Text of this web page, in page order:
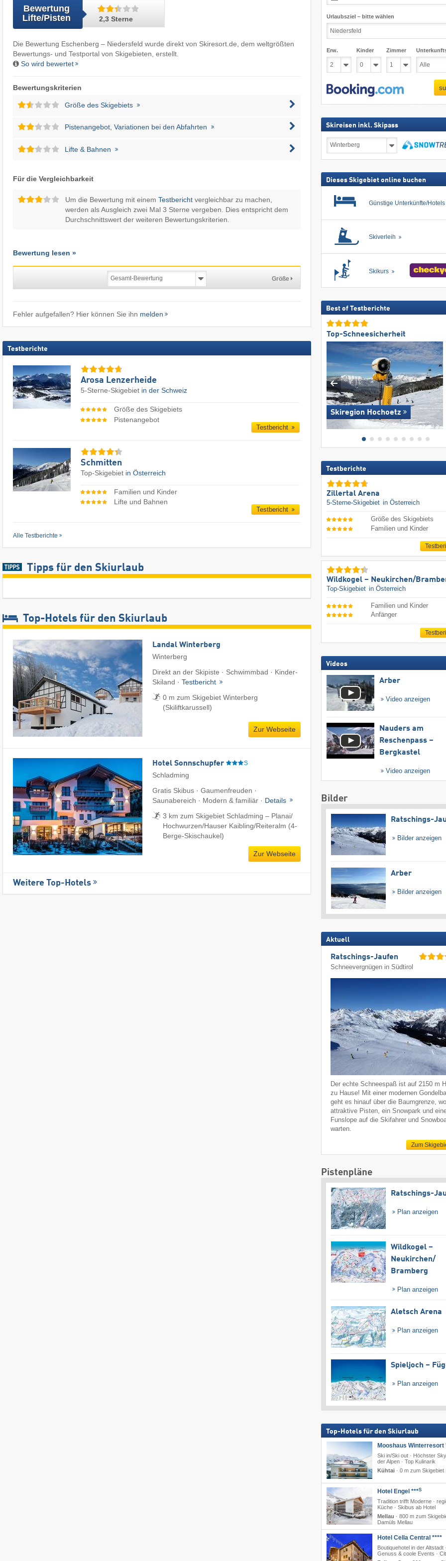
Bewertung
Lifte/Pisten
2,3 Sterne
Die Bewertung Eschenberg – Niedersfeld wurde direkt von Skiresort.de, dem weltgrößten
Bewertungs- und Testportal von Skigebieten, erstellt.
So wird bewertet
Bewertungskriterien
Größe des Skigebiets
Pistenangebot, Variationen bei den Abfahrten
Lifte & Bahnen
Für die Vergleichbarkeit
Um die Bewertung mit einem Testberichtvergleichbar zu machen,
werden als Ausgleich zwei Mal 3 Sterne vergeben. Dies entspricht dem
Durchschnittswert der weiteren Bewertungskriterien.
Bewertung lesen »
Größe
Fehler aufgefallen? Hier können Sie ihn melden
Testberichte
Arosa Lenzerheide
5-Sterne-Skigebiet in der Schweiz
Größe des Skigebiets
Pistenangebot
Testbericht
Schmitten
Top-Skigebiet in Österreich
Familien und Kinder
Lifte und Bahnen
Testbericht
Alle Testberichte
Tipps für den Skiurlaub
Top-Hotels für den Skiurlaub
Landal Winterberg
Winterberg
Direkt an der Skipiste · Schwimmbad · Kinder-
Skiland · Testbericht
0 m zum Skigebiet Winterberg
(Skiliftkarussell)
Zur Webseite
Hotel Sonnschupfer S
Schladming
Gratis Skibus · Gaumenfreuden ·
Saunabereich · Modern & familiär · Details
3 km zum Skigebiet Schladming – Planai/​
Hochwurzen/​Hauser Kaibling/​Reiteralm (4-
Berge-Skischaukel)
Zur Webseite
Weitere Top-Hotels
Urlaubsziel – bitte wählen
Erw. Kinder Zimmer
Skireisen inkl. Skipass
inkl.
Dieses Skigebiet online buchen
Günstige Unterkünfte/Hotels
Skiverleih
Skikurs
Best of Testberichte
Top-Schneesicherheit
Skiregion Hochoetz
Testberichte
Zillertal Arena
5-Sterne-Skigebiet in Österreich
Größe des Skigebiets
Familien und Kinder
Wildkogel – Neukirchen/​
Top-Skigebiet in Österreich
Familien und Kinder
Anfänger
Videos
Arber
Video anzeigen
Nauders am
Reschenpass –
Bergkastel
Video anzeigen
Bilder
Ratschings-
Bilder anzeigen
Arber
Bilder anzeigen
Aktuell
Ratschings-Jaufen
Schneevergnügen in Südtirol
Der echte Schneespaß ist auf 2150 m
zu Hause! Mit einer modernen
geht es hinauf über die Baumgrenze,
attraktive Pisten, ein Snowpark und
Funslope auf die Skifahrer und
warten.
Zum
Pistenpläne
Ratschings-
Plan anzeigen
Wildkogel –
Neukirchen/​
Bramberg
Plan anzeigen
Aletsch Arena
Plan anzeigen
Spieljoch –
Plan anzeigen
Top-Hotels für den Skiurlaub
Mooshaus Winterresort
Ski in/Ski out · Höchster
der Alpen · Top Kulinarik
Kühtai· 0 m zum Skigebiet
Hotel Engel ***S
Tradition trifft Moderne ·
Küche · Skibus ab Hotel
Mellau · 800 m zum
Damüls Mellau
Hotel Cella Central ****
Boutiquehotel in der Altstadt
Genuss & coole Events ·